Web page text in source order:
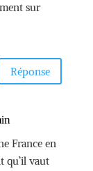
sur
Réponse
France en
qu’il vaut